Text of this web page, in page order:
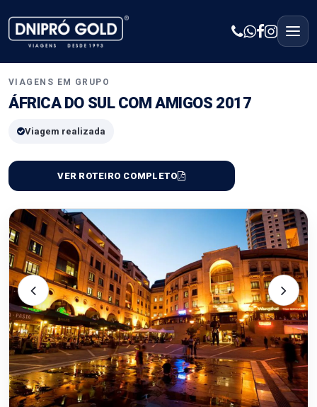
VIAGENS EM GRUPO
ÁFRICA DO SUL COM AMIGOS 2017
Viagem realizada
VER ROTEIRO COMPLETO